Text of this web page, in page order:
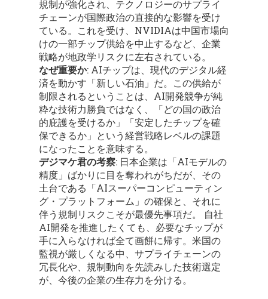
規制が強化され、テクノロジーのサプライ
チェーンが国際政治の直接的な影響を受け
ている。これを受け、NVIDIAは中国市場向
けの一部チップ供給を中止するなど、企業
戦略が地政学リスクに左右されている。
なぜ重要か: AIチップは、現代のデジタル経
済を動かす「新しい石油」だ。この供給が
制限されるということは、AI開発競争が純
粋な技術力勝負ではなく、「どの国の政治
的庇護を受けるか」「安定したチップを確
保できるか」という経営戦略レベルの課題
になったことを意味する。
デジマケ君の考察: 日本企業は「AIモデルの
精度」ばかりに目を奪われがちだが、その
土台である「AIスーパーコンピューティン
グ・プラットフォーム」の確保と、それに
伴う規制リスクこそが最優先事項だ。 自社
AI開発を推進したくても、必要なチップが
手に入らなければ全て画餅に帰す。米国の
監視が厳しくなる中、サプライチェーンの
冗長化や、規制動向を先読みした技術選定
が、今後の企業の生存力を分ける。